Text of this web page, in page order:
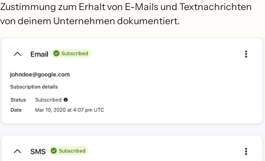
Zustimmung zum Erhalt von E-Mails und Textnachrichten
von deinem Unternehmen dokumentiert.